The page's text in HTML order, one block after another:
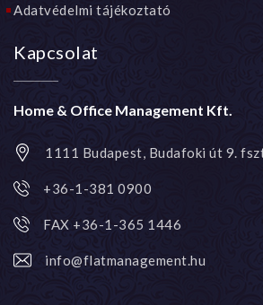
Adatvédelmi tájékoztató
Kapcsolat
Home & Office Management Kft.
1111 Budapest, Budafoki út 9.
+36-1-381 0900
FAX +36-1-365 1446
info@flatmanagement.hu